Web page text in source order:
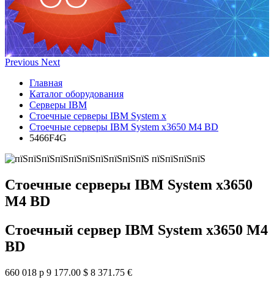
Previous Next
Главная
Каталог оборудования
Серверы IBM
Стоечные серверы IBM System x
Стоечные серверы IBM System x3650 M4 BD
5466F4G
Стоечные серверы IBM System x3650
M4 BD
Стоечный сервер IBM System x3650 M4
BD
660 018 р 9 177.00 $ 8 371.75 €